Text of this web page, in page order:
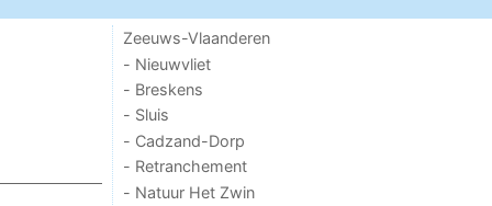
Zeeuws-Vlaanderen
- Nieuwvliet
- Breskens
- Sluis
- Cadzand-Dorp
- Retranchement
- Natuur Het Zwin